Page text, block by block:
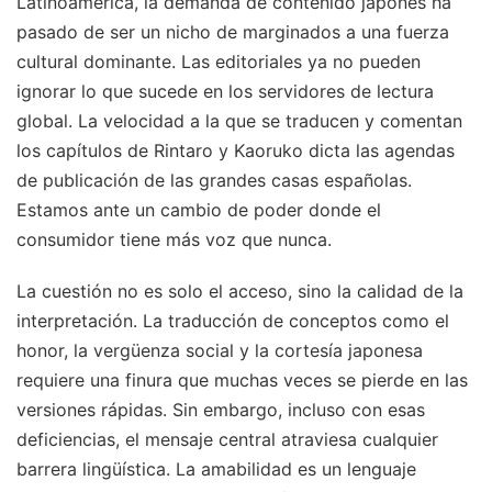
pasado de ser un nicho de marginados a una fuerza
cultural dominante. Las editoriales ya no pueden
ignorar lo que sucede en los servidores de lectura
global. La velocidad a la que se traducen y comentan
los capítulos de Rintaro y Kaoruko dicta las agendas
de publicación de las grandes casas españolas.
Estamos ante un cambio de poder donde el
consumidor tiene más voz que nunca.
La cuestión no es solo el acceso, sino la calidad de la
interpretación. La traducción de conceptos como el
honor, la vergüenza social y la cortesía japonesa
requiere una finura que muchas veces se pierde en las
versiones rápidas. Sin embargo, incluso con esas
deficiencias, el mensaje central atraviesa cualquier
barrera lingüística. La amabilidad es un lenguaje